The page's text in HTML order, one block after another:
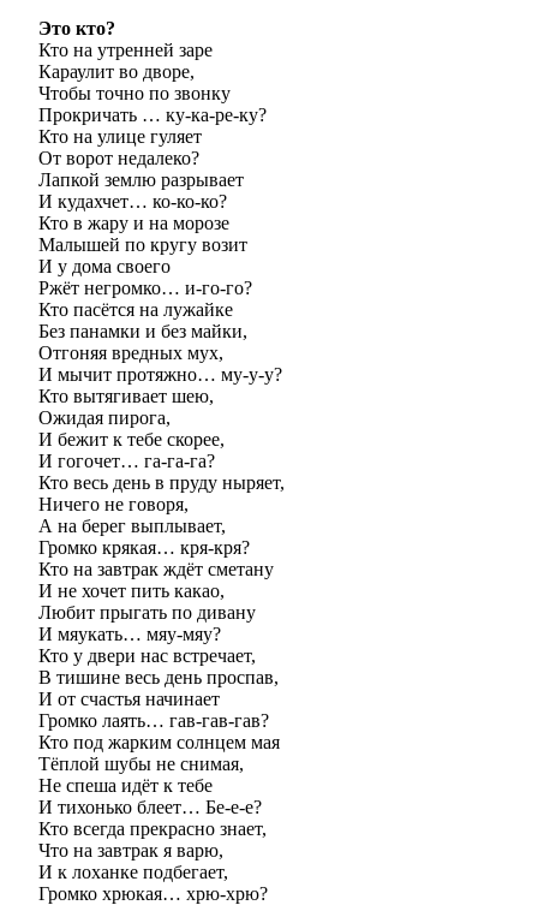
Это кто?
Кто на утренней заре
Караулит во дворе,
Чтобы точно по звонку
Прокричать … ку-ка-ре-ку?
Кто на улице гуляет
От ворот недалеко?
Лапкой землю разрывает
И кудахчет… ко-ко-ко?
Кто в жару и на морозе
Малышей по кругу возит
И у дома своего
Ржёт негромко… и-го-го?
Кто пасётся на лужайке
Без панамки и без майки,
Отгоняя вредных мух,
И мычит протяжно… му-у-у?
Кто вытягивает шею,
Ожидая пирога,
И бежит к тебе скорее,
И гогочет… га-га-га?
Кто весь день в пруду ныряет,
Ничего не говоря,
А на берег выплывает,
Громко крякая… кря-кря?
Кто на завтрак ждёт сметану
И не хочет пить какао,
Любит прыгать по дивану
И мяукать… мяу-мяу?
Кто у двери нас встречает,
В тишине весь день проспав,
И от счастья начинает
Громко лаять… гав-гав-гав?
Кто под жарким солнцем мая
Тёплой шубы не снимая,
Не спеша идёт к тебе
И тихонько блеет… Бе-е-е?
Кто всегда прекрасно знает,
Что на завтрак я варю,
И к лоханке подбегает,
Громко хрюкая… хрю-хрю?